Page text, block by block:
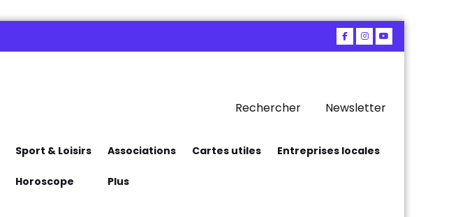
Rechercher Newsletter
Sport & Loisirs Associations Cartes utiles Entreprises locales
Horoscope Plus